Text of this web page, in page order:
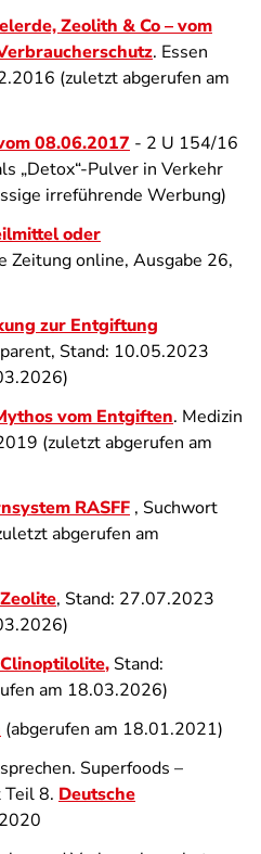
Zeolith & Co – vom
. Essen
(zuletzt abgerufen am
08.06.2017 - 2 U 154/16
„Detox“-Pulver in Verkehr
irreführende Werbung)
oder
Zeitung online, Ausgabe 26,
zur Entgiftung
Stand: 10.05.2023
vom Entgiften. Medizin
(zuletzt abgerufen am
RASFF , Suchwort
abgerufen am
, Stand: 27.07.2023
Clinoptilolite, Stand:
am 18.03.2026)
(abgerufen am 18.01.2021)
Superfoods –
Teil 8. Deutsche